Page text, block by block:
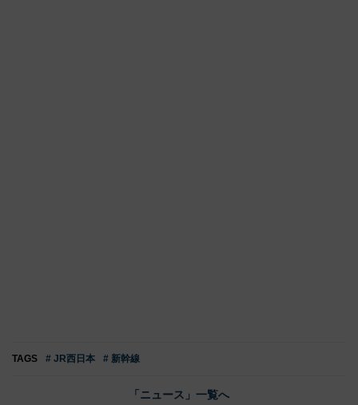
TAGS # JR西日本 # 新幹線
「ニュース」一覧へ